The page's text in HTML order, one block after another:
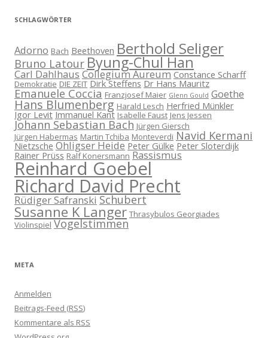
SCHLAGWÖRTER
Adorno Bach Beethoven Berthold Seliger
Bruno Latour Byung-Chul Han
Carl Dahlhaus Collegium Aureum Constance Scharff
Demokratie DIE ZEIT Dirk Steffens Dr Hans Mauritz
Emanuele Coccia Franzjosef Maier Glenn Gould Goethe
Hans Blumenberg Harald Lesch Herfried Münkler
Igor Levit Immanuel Kant Isabelle Faust Jens Jessen
Johann Sebastian Bach Jürgen Giersch
Jürgen Habermas Martin Tchiba Monteverdi Navid Kermani
Nietzsche Ohligser Heide Peter Gülke Peter Sloterdijk
Rainer Prüss Ralf Konersmann Rassismus
Reinhard Goebel
Richard David Precht
Rüdiger Safranski Schubert
Susanne K Langer Thrasybulos Georgiades
Violinspiel Vogelstimmen
META
Anmelden
Beitrags-Feed (RSS)
Kommentare als RSS